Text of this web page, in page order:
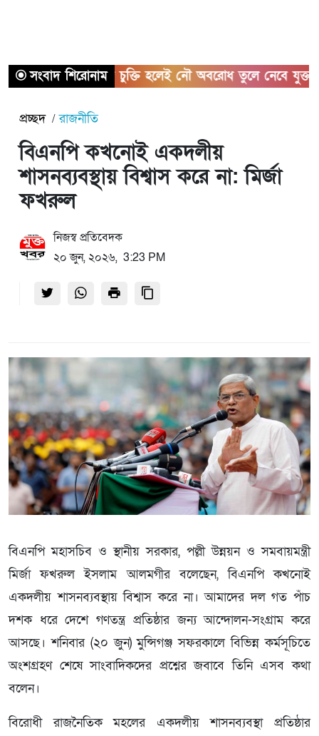
সংবাদ শিরোনাম
হরমুজ চুক্তি হলেই নৌ অবরোধ তুলে নেবে যুক্তরাষ্ট্র
প্রচ্ছদ রাজনীতি
বিএনপি কখনোই একদলীয়
শাসনব্যবস্থায় বিশ্বাস করে না: মির্জা
ফখরুল
নিজস্ব প্রতিবেদক
২০ জুন, ২০২৬, 3:23 PM
বিএনপি মহাসচিব ও স্থানীয় সরকার, পল্লী উন্নয়ন ও সমবায়মন্ত্রী
মির্জা ফখরুল ইসলাম আলমগীর বলেছেন, বিএনপি কখনোই
একদলীয় শাসনব্যবস্থায় বিশ্বাস করে না। আমাদের দল গত পাঁচ
দশক ধরে দেশে গণতন্ত্র প্রতিষ্ঠার জন্য আন্দোলন-সংগ্রাম করে
আসছে। শনিবার (২০ জুন) মুন্সিগঞ্জ সফরকালে বিভিন্ন কর্মসূচিতে
অংশগ্রহণ শেষে সাংবাদিকদের প্রশ্নের জবাবে তিনি এসব কথা
বলেন।
বিরোধী রাজনৈতিক মহলের একদলীয় শাসনব্যবস্থা প্রতিষ্ঠার